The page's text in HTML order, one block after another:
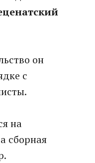
он
с
на
сборная